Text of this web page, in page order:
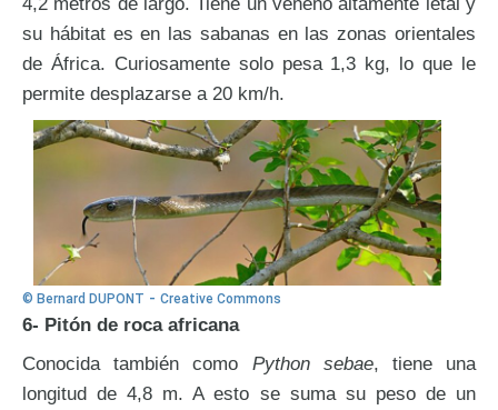
su hábitat es en las sabanas en las zonas orientales
de África. Curiosamente solo pesa 1,3 kg, lo que le
permite desplazarse a 20 km/h.
© Bernard DUPONT - Creative Commons
6- Pitón de roca africana
Conocida también como Python sebae, tiene una
longitud de 4,8 m. A esto se suma su peso de un